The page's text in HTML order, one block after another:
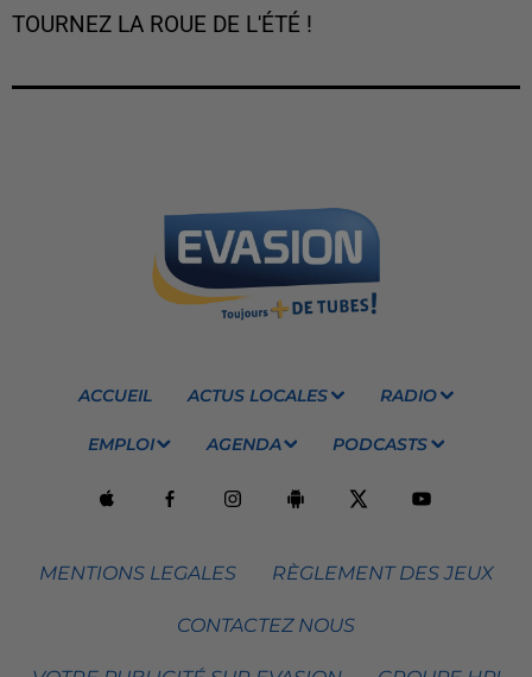
TOURNEZ LA ROUE DE L'ÉTÉ !
ACCUEIL ACTUS LOCALES RADIO
EMPLOI AGENDA PODCASTS
MENTIONS LEGALES RÈGLEMENT DES JEUX
CONTACTEZ NOUS